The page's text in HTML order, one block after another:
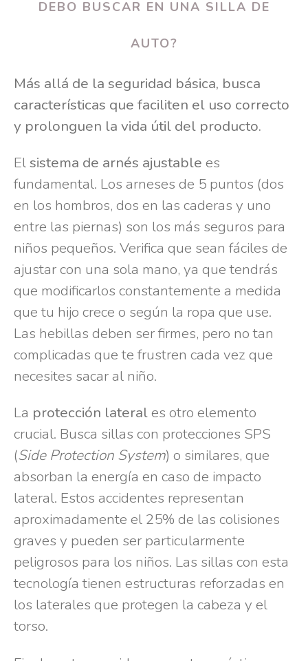
DEBO BUSCAR EN UNA SILLA DE
AUTO?
Más allá de la seguridad básica, busca
características que faciliten el uso correcto
y prolonguen la vida útil del producto.
Elsistema de arnés ajustable es
fundamental. Los arneses de 5 puntos (dos
en los hombros, dos en las caderas y uno
entre las piernas) son los más seguros para
niños pequeños. Verifica que sean fáciles de
ajustar con una sola mano, ya que tendrás
que modificarlos constantemente a medida
que tu hijo crece o según la ropa que use.
Las hebillas deben ser firmes, pero no tan
complicadas que te frustren cada vez que
necesites sacar al niño.
La protección laterales otro elemento
crucial. Busca sillas con protecciones SPS
(Side Protection System) o similares, que
absorban la energía en caso de impacto
lateral. Estos accidentes representan
aproximadamente el 25% de las colisiones
graves y pueden ser particularmente
peligrosos para los niños. Las sillas con esta
tecnología tienen estructuras reforzadas en
los laterales que protegen la cabeza y el
torso.